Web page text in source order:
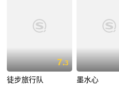
7.3
徒步旅行队 墨水心